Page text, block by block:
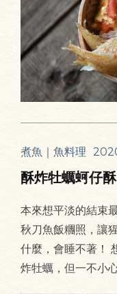
煮魚｜魚料理
酥炸牡蠣蚵仔酥
本來想平淡的結束
秋刀魚飯糰照，讓
什麼，會睡不著！
炸牡蠣，但一不小